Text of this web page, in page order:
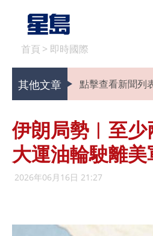
首頁 > 即時國際
其他文章 點擊查看新聞列
伊朗局勢︱至少
大運油輪駛離
2026年06月16日 21:27